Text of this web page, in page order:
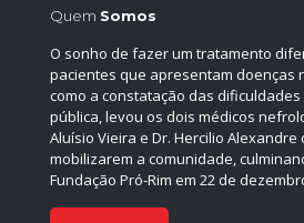
Quem Somos
O sonho de fazer um tratamento
pacientes que apresentam doenças
como a constatação das
pública, levou os dois médicos
Aluísio Vieira e Dr. Hercilio Alexandre
mobilizarem a comunidade,
Fundação Pró-Rim em 22 de